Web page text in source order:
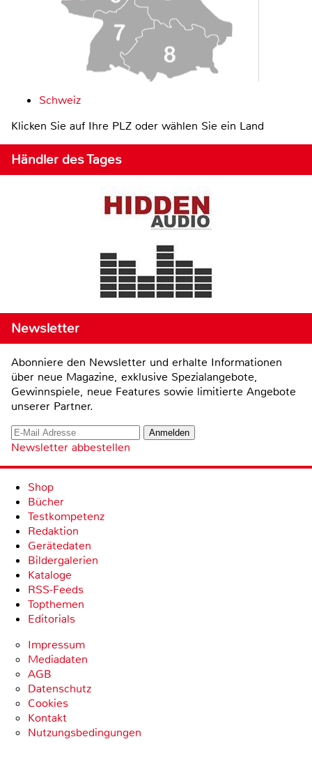
Schweiz
Klicken Sie auf Ihre PLZ oder wählen Sie ein Land
Händler des Tages
Newsletter
Abonniere den Newsletter und erhalte Informationen
über neue Magazine, exklusive Spezialangebote,
Gewinnspiele, neue Features sowie limitierte Angebote
unserer Partner.
Newsletter abbestellen
Shop
Bücher
Testkompetenz
Redaktion
Gerätedaten
Bildergalerien
Kataloge
RSS-Feeds
Topthemen
Editorials
Impressum
Mediadaten
AGB
Datenschutz
Cookies
Kontakt
Nutzungsbedingungen